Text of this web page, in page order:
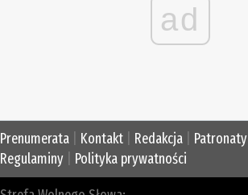
ad
Prenumerata Kontakt Redakcja Patronaty
Regulaminy
Polityka prywatności